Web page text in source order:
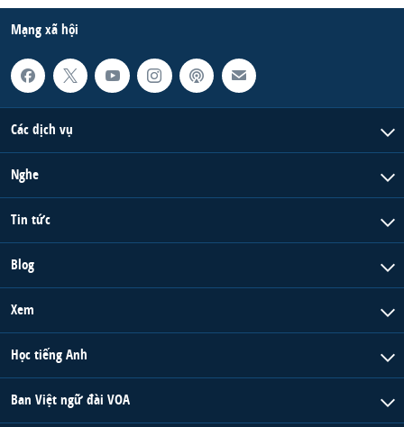
Mạng xã hội
Các dịch vụ
Nghe
Tin tức
Blog
Xem
Học tiếng Anh
Ban Việt ngữ đài VOA